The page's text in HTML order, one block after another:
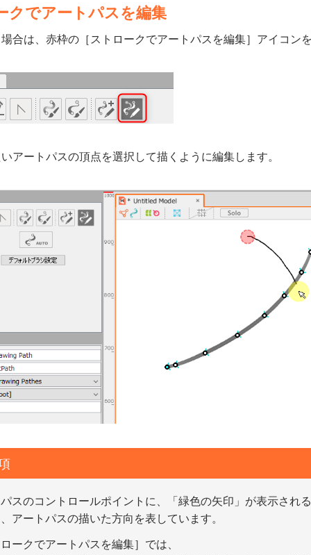
クでアートパスを編集
合は、赤枠の［ストロークでアートパスを編集］アイコンを
アートパスの頂点を選択して描くように編集します。
スのコントロールポイントに、「緑色の矢印」が表示され
アートパスの描いた方向を表しています。
ークでアートパスを編集］では、